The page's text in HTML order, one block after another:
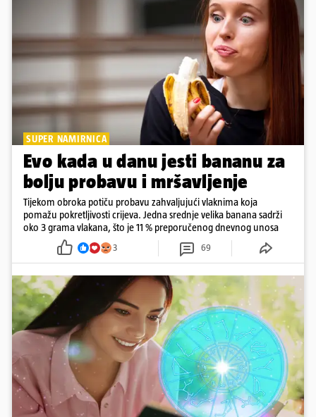
SUPER NAMIRNICA
Evo kada u danu jesti bananu za
bolju probavu i mršavljenje
Tijekom obroka potiču probavu zahvaljujući vlaknima koja
pomažu pokretljivosti crijeva. Jedna srednje velika banana sadrži
oko 3 grama vlakana, što je 11 % preporučenog dnevnog unosa
3 69